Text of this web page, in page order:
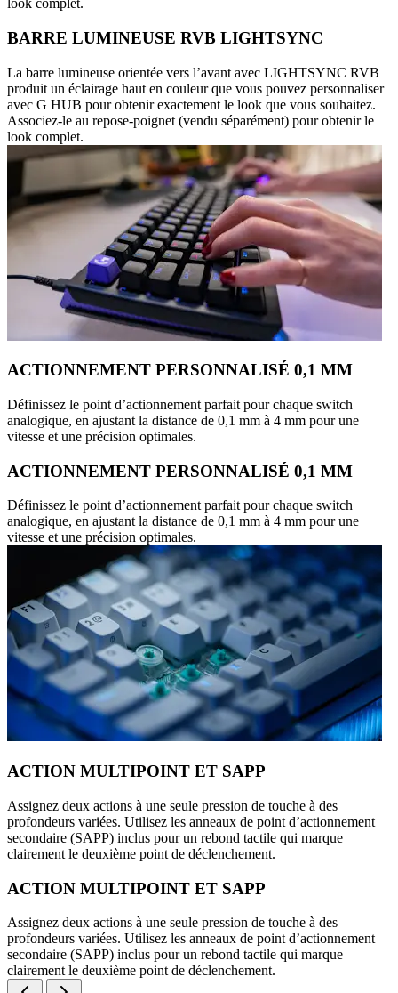
look complet.
BARRE LUMINEUSE RVB LIGHTSYNC
La barre lumineuse orientée vers l’avant avec LIGHTSYNC RVB
produit un éclairage haut en couleur que vous pouvez personnaliser
avec G HUB pour obtenir exactement le look que vous souhaitez.
Associez-le au repose-poignet (vendu séparément) pour obtenir le
look complet.
ACTIONNEMENT PERSONNALISÉ 0,1 MM
Définissez le point d’actionnement parfait pour chaque switch
analogique, en ajustant la distance de 0,1 mm à 4 mm pour une
vitesse et une précision optimales.
ACTIONNEMENT PERSONNALISÉ 0,1 MM
Définissez le point d’actionnement parfait pour chaque switch
analogique, en ajustant la distance de 0,1 mm à 4 mm pour une
vitesse et une précision optimales.
ACTION MULTIPOINT ET SAPP
Assignez deux actions à une seule pression de touche à des
profondeurs variées. Utilisez les anneaux de point d’actionnement
secondaire (SAPP) inclus pour un rebond tactile qui marque
clairement le deuxième point de déclenchement.
ACTION MULTIPOINT ET SAPP
Assignez deux actions à une seule pression de touche à des
profondeurs variées. Utilisez les anneaux de point d’actionnement
secondaire (SAPP) inclus pour un rebond tactile qui marque
clairement le deuxième point de déclenchement.